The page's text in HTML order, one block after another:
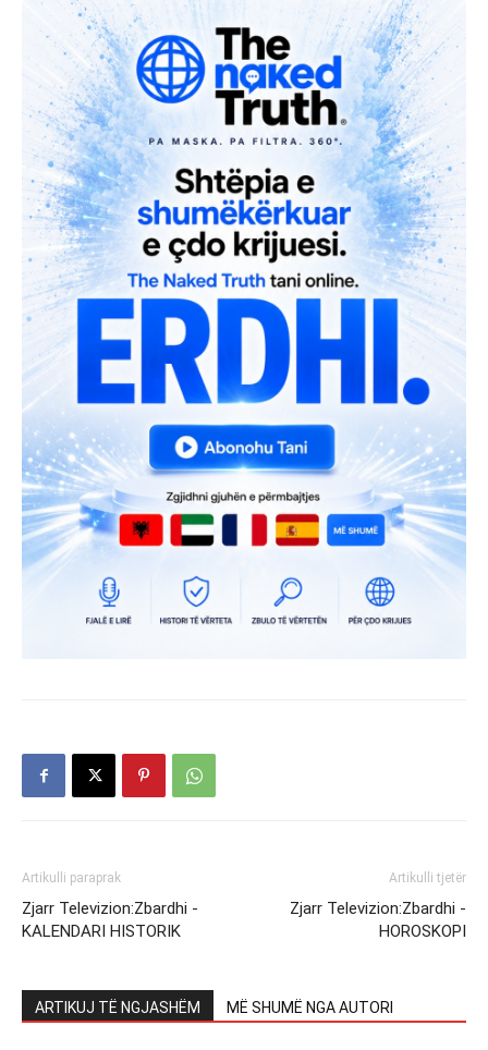
Artikulli paraprak
Zjarr Televizion:Zbardhi -
KALENDARI HISTORIK
Artikulli tjetër
Zjarr Televizion:Zbardhi -
HOROSKOPI
ARTIKUJ TË NGJASHËM MË SHUMË NGA AUTORI